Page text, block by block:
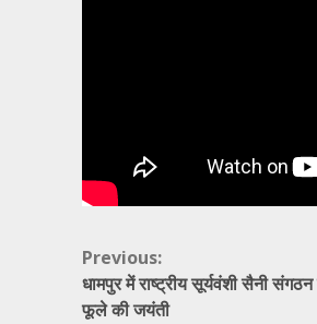
Continue
Reading
Previous:
धामपुर में राष्ट्रीय सूर्यवंशी सैनी संगठन
फूले की जयंती